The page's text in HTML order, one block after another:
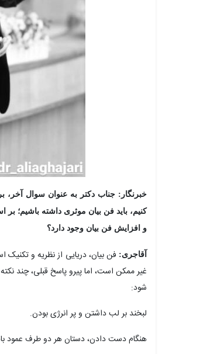
خبرنگار: جناب دکتر به عنوان سوال
کنیم، باید فن بیان موثری داشته باشیم؛
و افزایش فن بیان وجود دارد؟
آقاجری: فن بیان، دریایی از نظریه و
غیر ممکن است، اما پیرو پاسخ قبلی، چند
شود:
لبخند بر لب داشتن و پر انرژی بودن.
هنگام دست دادن، دستان هر دو طرف عمود